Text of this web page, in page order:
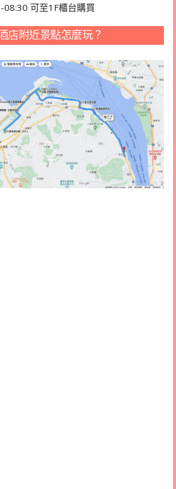
可至1F櫃台購買
店附近景點怎麼玩？